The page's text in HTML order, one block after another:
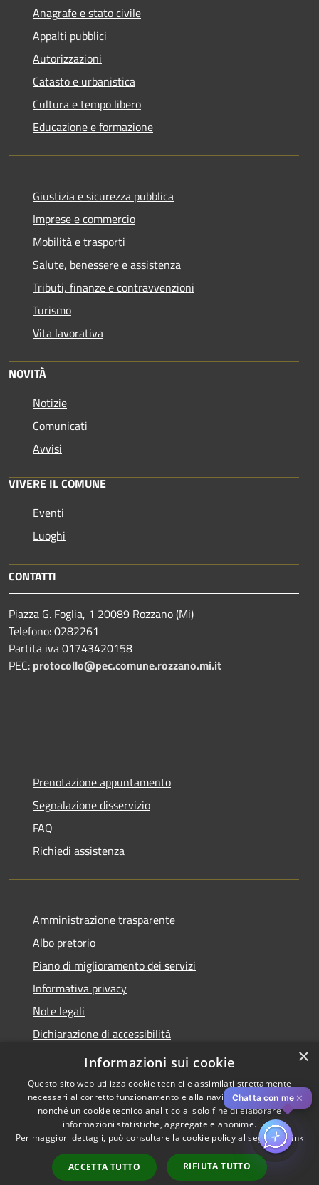
Anagrafe e stato civile
Appalti pubblici
Autorizzazioni
Catasto e urbanistica
Cultura e tempo libero
Educazione e formazione
Giustizia e sicurezza pubblica
Imprese e commercio
Mobilità e trasporti
Salute, benessere e assistenza
Tributi, finanze e contravvenzioni
Turismo
Vita lavorativa
NOVITÀ
Notizie
Comunicati
Avvisi
VIVERE IL COMUNE
Eventi
Luoghi
CONTATTI
Piazza G. Foglia, 1 20089 Rozzano (Mi)
Telefono: 0282261
Partita iva 01743420158
PEC: protocollo@pec.comune.rozzano.mi.it
Prenotazione appuntamento
Segnalazione disservizio
FAQ
Richiedi assistenza
Amministrazione trasparente
Albo pretorio
Piano di miglioramento dei servizi
Informativa privacy
Note legali
Dichiarazione di accessibilità
Obiettivi di accessibilità per l'anno 2025
Accessibilità
Copyright © 2026 • Comune di
Rozzano • Powered by
Municipium•
Accesso
redazione
Chatta con me ✕
×
Informazioni sui cookie
Questo sito web utilizza cookie tecnici e assimilati strettamente
necessari al corretto funzionamento e alla navigazione del sito,
nonché un cookie tecnico analitico al solo fine di elaborare
informazioni statistiche, aggregate e anonime.
Per maggiori dettagli, può consultare la cookie policy al seguente link
ACCETTA TUTTO RIFIUTA TUTTO